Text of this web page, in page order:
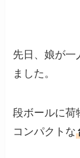
先日、娘が一
ました。
段ボールに荷
コンパクトな